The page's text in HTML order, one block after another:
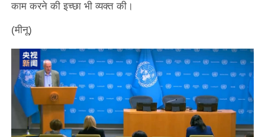
काम करने की इच्छा भी व्यक्त की।
(मीनू)